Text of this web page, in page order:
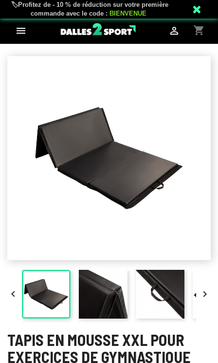
Service client phone 02 18 81 04 43
mail_outline

shopping_cart

 
TAPIS EN MOUSSE XXL POUR
EXERCICES DE GYMNASTIQUE
🏷️Profitez de - 10 % de réduction sur votre première
commande avec le code : BIENVENUE